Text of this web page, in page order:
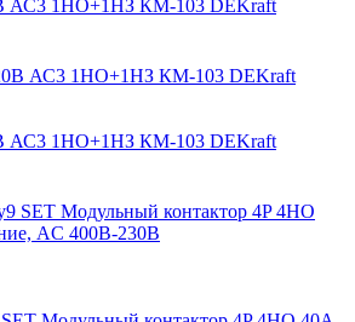
АС3 1НО+1НЗ КМ-103 DEKraft
АС3 1НО+1НЗ КМ-103 DEKraft